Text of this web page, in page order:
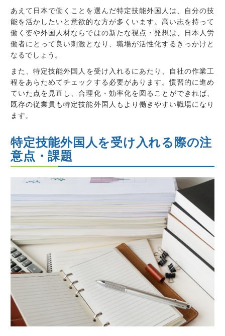
あえて日本で働くことを選んだ特定技能外国人は、
自分の技
能を活かしたいと意欲的な方が多くいます。高い志を持って
働く姿や外国人材ならではの新たな視点・発想は、日本人労
働者にとって良い刺激となり、職場が活性化するきっかけと
なるでしょう。
また、特定技能外国人を受け入れるにあたり、自社の作業工
程をあらためてチェックする必要があります。慣習的に進め
ていた点を見直し、合理化・効率化を図ることができれば、
既存の従業員も特定技能外国人もより働きやすい職場になり
ます。
特定技能外国人を受け入れる際の注
意点・課題